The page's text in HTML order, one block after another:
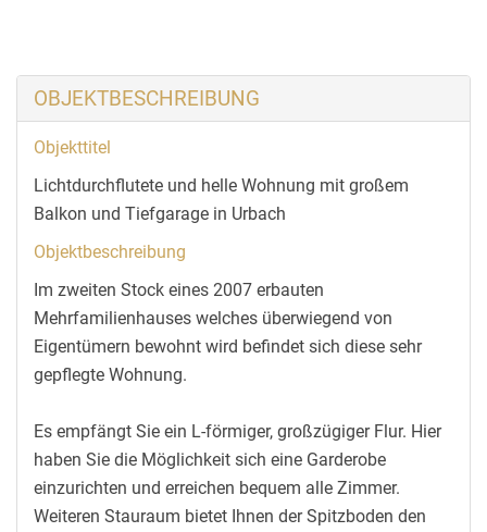
OBJEKTBESCHREIBUNG
Objekttitel
Lichtdurchflutete und helle Wohnung mit großem
Balkon und Tiefgarage in Urbach
Objektbeschreibung
Im zweiten Stock eines 2007 erbauten
Mehrfamilienhauses welches überwiegend von
Eigentümern bewohnt wird befindet sich diese sehr
gepflegte Wohnung.
Es empfängt Sie ein L-förmiger, großzügiger Flur. Hier
haben Sie die Möglichkeit sich eine Garderobe
einzurichten und erreichen bequem alle Zimmer.
Weiteren Stauraum bietet Ihnen der Spitzboden den